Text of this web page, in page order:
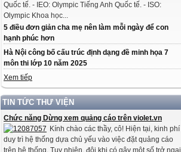
Quốc tế. - IEO: Olympic Tiếng Anh Quốc tế. - ISO:
Olympic Khoa học...
5 điều đơn giản cha mẹ nên làm mỗi ngày để con
hạnh phúc hơn
Hà Nội công bố cấu trúc định dạng đề minh họa 7
môn thi lớp 10 năm 2025
Xem tiếp
TIN TỨC THƯ VIỆN
Chức năng Dừng xem quảng cáo trên violet.vn
Kính chào các thầy, cô! Hiện tại, kinh phí
duy trì hệ thống dựa chủ yếu vào việc đặt quảng cáo
trên hệ thống. Tuy nhiên, đôi khi có gây một số trở ngại